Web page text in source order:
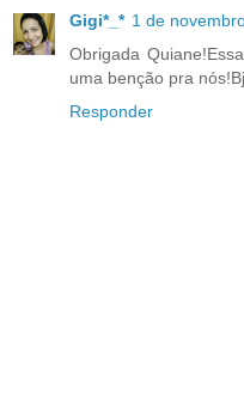
Gigi*_* 1 de
Obrigada
uma benção pra
Responder